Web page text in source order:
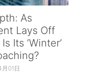
As
Lays Off
Its ‘Winter’
01日